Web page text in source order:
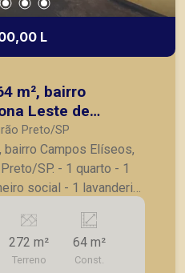
L
m², bairro
Leste de
Preto/SP
bairro Campos Elíseos,
1 quarto - 1
social - 1 lavanderia
para motos -
de poucas casas;
atender seus
em locação,
272 m²
Terreno
64 m²
Const.